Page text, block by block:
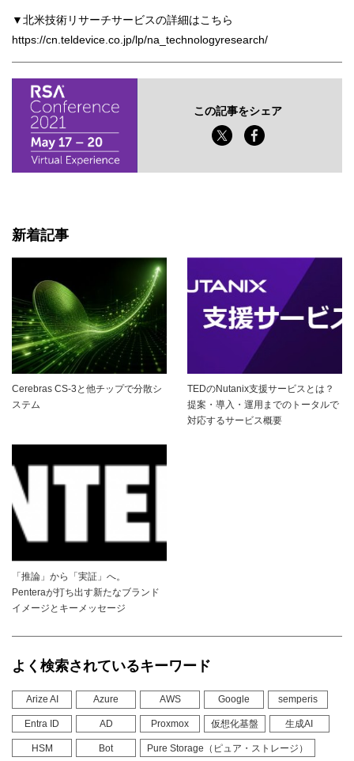
▼北米技術リサーチサービスの詳細はこちら
https://cn.teldevice.co.jp/lp/na_technologyresearch/
この記事をシェア
新着記事
Cerebras CS-3と他チップで分散シ
ステム
TEDのNutanix支援サービスとは？
提案・導入・運用までのトータルで
対応するサービス概要
「推論」から「実証」へ。
Penteraが打ち出す新たなブランド
イメージとキーメッセージ
よく検索されているキーワード
Arize AI Azure AWS Google semperis
Entra ID AD Proxmox 仮想化基盤 生成AI
HSM Bot Pure Storage（ピュア・ストレージ）